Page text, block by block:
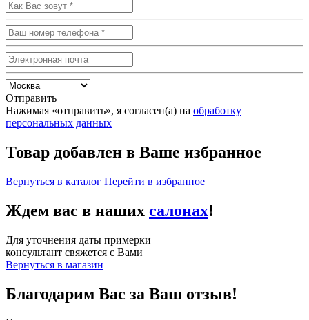
Отправить
Нажимая «отправить», я согласен(а) на обработку
персональных данных
Товар добавлен в Ваше избранное
Вернуться в каталог Перейти в избранное
Ждем вас в наших салонах!
Для уточнения даты примерки
консультант свяжется с Вами
Вернуться в магазин
Благодарим Вас за Ваш отзыв!